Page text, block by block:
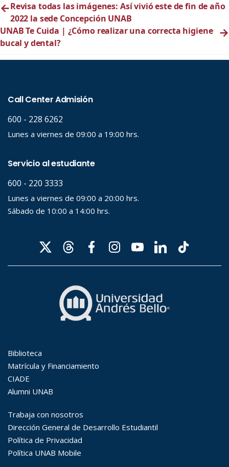
←Revisa todas las imágenes: Así vivió este de fin de año
2022 la sede Concepción UNAB
UNAB Te Cuida | ¿Cómo realizar una correcta higiene
bucal y dental?
→